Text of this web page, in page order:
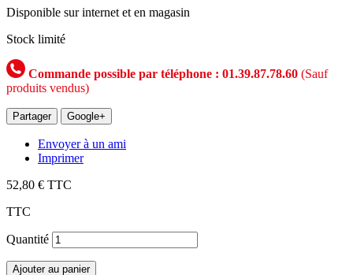
Disponible sur internet et en magasin
Stock limité
Commande possible par téléphone : 01.39.87.78.60 (Sauf
produits vendus)
Partager Google+
Envoyer à un ami
Imprimer
52,80 € TTC
TTC
Quantité
Ajouter au panier